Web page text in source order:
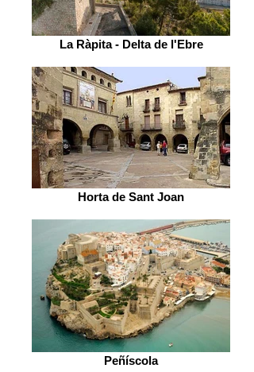
La Ràpita - Delta de l'Ebre
Horta de Sant Joan
Peñíscola